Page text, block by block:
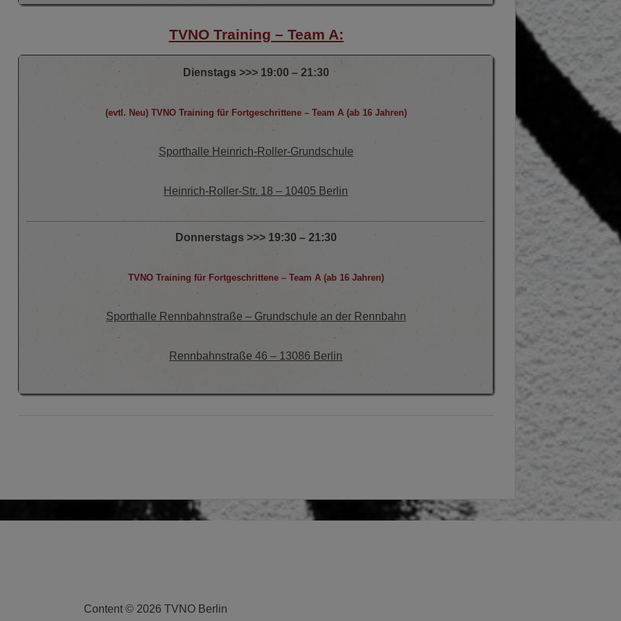
TVNO Training – Team A:
Dienstags >>> 19:00 – 21:30
(evtl. Neu) TVNO Training für Fortgeschrittene – Team A (ab 16 Jahren)
Sporthalle Heinrich-Roller-Grundschule
Heinrich-Roller-Str. 18 – 10405 Berlin
Donnerstags >>> 19:30 – 21:30
TVNO Training für Fortgeschrittene – Team A (ab 16 Jahren)
Sporthalle Rennbahnstraße – Grundschule an der Rennbahn
Rennbahnstraße 46 – 13086 Berlin
Content © 2026 TVNO Berlin